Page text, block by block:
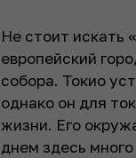
Не стоит искать
европейский
собора. Токио
однако он для
жизни. Его
днем здесь